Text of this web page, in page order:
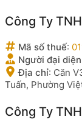
Công Ty
Mã số thuế:
Người đại diện
Địa chỉ: Căn
Tuấn, Phường
Công Ty